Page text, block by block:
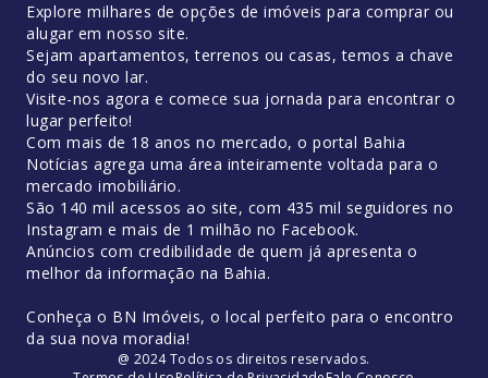
Explore milhares de opções de imóveis para comprar ou
alugar em nosso site.
Sejam apartamentos, terrenos ou casas, temos a chave
do seu novo lar.
Visite-nos agora e comece sua jornada para encontrar o
lugar perfeito!
Com mais de 18 anos no mercado, o portal Bahia
Notícias agrega uma área inteiramente voltada para o
mercado imobiliário.
São 140 mil acessos ao site, com 435 mil seguidores no
Instagram e mais de 1 milhão no Facebook.
Anúncios com credibilidade de quem já apresenta o
melhor da informação na Bahia.
Conheça o BN Imóveis, o local perfeito para o encontro
da sua nova moradia!
@ 2024 Todos os direitos reservados.